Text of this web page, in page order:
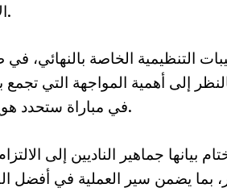
الأنصار في ظروف مريحة وآمنة.
التنظيمية الخاصة
إلى أهمية المواجهة التي
في مباراة ستحدد هوية صاحب الكأس لهذا الموسم.
جماهير الناديين إلى
بما يضمن سير العملية في أفضل